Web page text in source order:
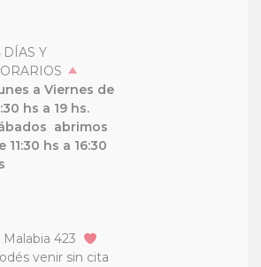
DÍAS Y
a Viernes de
hs a 19 hs.
abrimos
11:30 hs a 16:30
Malabia 423
venir sin cita